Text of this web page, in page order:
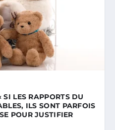
SI LES RAPPORTS DU
ILS SONT PARFOIS
POUR JUSTIFIER